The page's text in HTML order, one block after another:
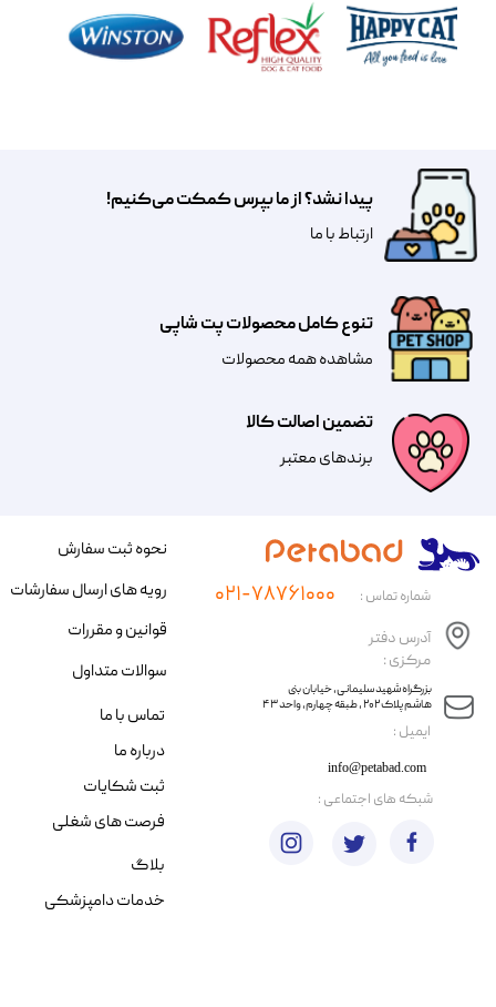
تضمین اصالت کالا
​​برندهای معتبر​​​​​​​
تنوع کامل محصولات پت شاپی
مشاهده همه محصولات
پیدا نشد؟ از ما بپرس کمکت می‌کنیم!
​​​ارتباط با ما
​ایمیل :
آدرس دفتر
مرکزی :
info@petabad.com
​​بزرگراه شهید سلیمانی، خیابان بنی
هاشم پلاک ۲۰۲ ، طبقه چهارم، واحد ۴۳
شماره تماس : ۰۲۱-۷۸۷۶۱۰۰۰
نحوه ثبت سفارش
رویه های ارسال سفارشات
قوانین و مقررات
سوالات متداول
تماس با ما
درباره ما
ثبت شکایات
فرصت های شغلی
​شبکه های اجتماعی :
بلاگ
خدمات دامپزشکی